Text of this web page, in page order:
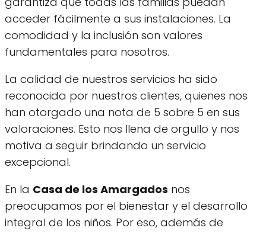
acceder fácilmente a sus instalaciones. La
comodidad y la inclusión son valores
fundamentales para nosotros.
La calidad de nuestros servicios ha sido
reconocida por nuestros clientes, quienes nos
han otorgado una nota de 5 sobre 5 en sus
valoraciones. Esto nos llena de orgullo y nos
motiva a seguir brindando un servicio
excepcional.
En la Casa de los Amargados nos
preocupamos por el bienestar y el desarrollo
integral de los niños. Por eso, además de